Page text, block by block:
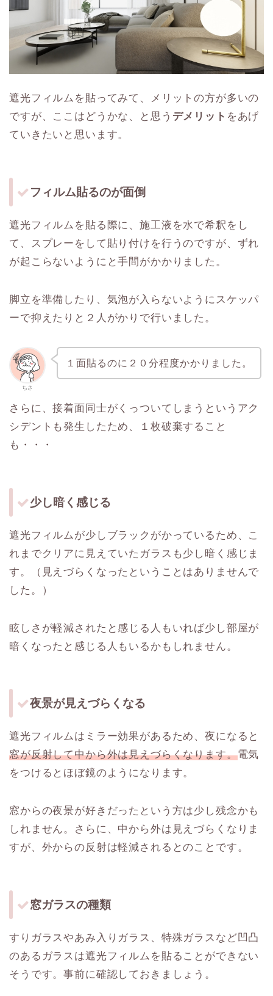
遮光フィルムを貼ってみて、メリットの方が多いの
ですが、ここはどうかな、と思う デメリット をあげ
ていきたいと思います。
フィルム貼るのが面倒
遮光フィルムを貼る際に、施工液を水で希釈をし
て、スプレーをして貼り付けを行うのですが、ずれ
が起こらないようにと手間がかかりました。
脚立を準備したり、気泡が入らないようにスケッパ
ーで抑えたりと２人がかりで行いました。
ちさ
１面貼るのに２０分程度かかりました。
さらに、接着面同士がくっついてしまうというアク
シデントも発生したため、１枚破棄すること
も・・・
少し暗く感じる
遮光フィルムが少しブラックがかっているため、こ
れまでクリアに見えていたガラスも少し暗く感じま
す。（見えづらくなったということはありませんで
した。）
眩しさが軽減されたと感じる人もいれば少し部屋が
暗くなったと感じる人もいるかもしれません。
夜景が見えづらくなる
遮光フィルムはミラー効果があるため、夜になると
窓が反射して中から外は見えづらくなります。電気
をつけるとほぼ鏡のようになります。
窓からの夜景が好きだったという方は少し残念かも
しれません。さらに、中から外は見えづらくなりま
すが、外からの反射は軽減されるとのことです。
窓ガラスの種類
すりガラスやあみ入りガラス、特殊ガラスなど凹凸
のあるガラスは遮光フィルムを貼ることができない
そうです。事前に確認しておきましょう。